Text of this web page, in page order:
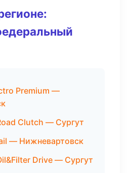
Premium —
Clutch — Сургут
— Нижневартовск
Drive — Сургут